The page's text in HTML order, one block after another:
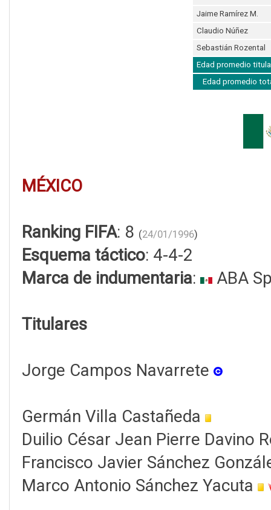
Jaime Ramírez M.
Claudio Núñez
Sebastián Rozental
Edad promedio
Edad promedio
MÉXICO
Ranking FIFA: 8 (24/01/1996)
Esquema táctico: 4-4-2
Marca de indumentaria: ABA
Titulares
Jorge Campos Navarrete
Germán Villa Castañeda
Duilio César Jean Pierre Davino
Francisco Javier Sánchez
Marco Antonio Sánchez Yacuta